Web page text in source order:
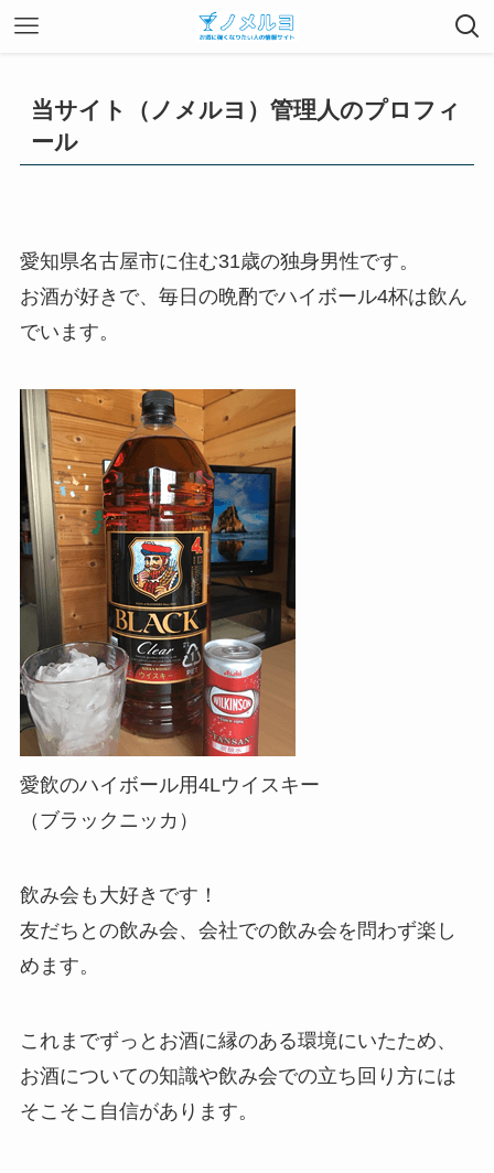
当サイト（ノメルヨ）管理人のプロフィ
ール
愛知県名古屋市に住む31歳の独身男性です。
お酒が好きで、 毎日の晩酌でハイボール4杯は飲ん
でいます。
愛飲のハイボール用4Lウイスキー
（ブラックニッカ）
飲み会も大好きです！
友だちとの飲み会、会社での飲み会を問わず楽し
めます。
これまでずっとお酒に縁のある環境にいたため、
お酒についての知識や飲み会での立ち回り方には
そこそこ自信があります。